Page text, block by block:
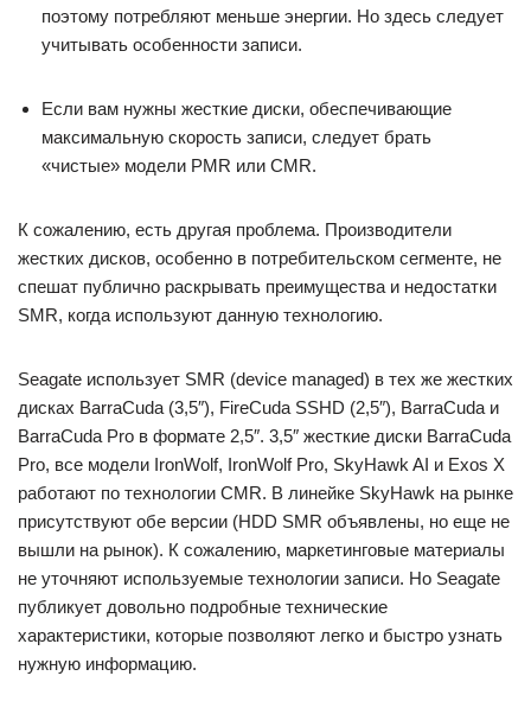
поэтому потребляют меньше энергии. Но здесь следует
учитывать особенности записи.
Если вам нужны жесткие диски, обеспечивающие
максимальную скорость записи, следует брать
«чистые» модели PMR или CMR.
К сожалению, есть другая проблема. Производители
жестких дисков, особенно в потребительском сегменте, не
спешат публично раскрывать преимущества и недостатки
SMR, когда используют данную технологию.
Seagate использует SMR (device managed) в тех же жестких
дисках BarraCuda (3,5″), FireCuda SSHD (2,5″), BarraCuda и
BarraCuda Pro в формате 2,5″. 3,5″ жесткие диски BarraCuda
Pro, все модели IronWolf, IronWolf Pro, SkyHawk AI и Exos X
работают по технологии CMR. В линейке SkyHawk на рынке
присутствуют обе версии (HDD SMR объявлены, но еще не
вышли на рынок). К сожалению, маркетинговые материалы
не уточняют используемые технологии записи. Но Seagate
публикует довольно подробные технические
характеристики, которые позволяют легко и быстро узнать
нужную информацию.